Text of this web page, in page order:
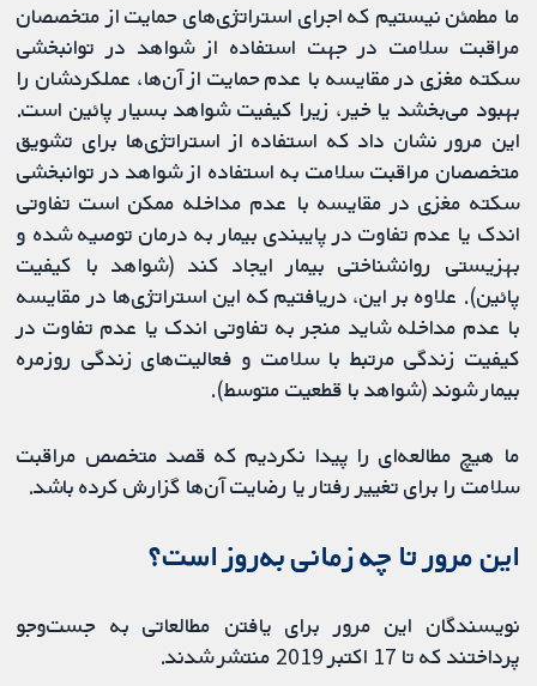
ما مطمئن نیستیم که اجرای استراتژی‌های حمایت از متخصصان
مراقبت سلامت در جهت استفاده از شواهد در توانبخشی
سکته مغزی در مقایسه با عدم حمایت از آن‌ها، عملکردشان را
بهبود می‌بخشد یا خیر، زیرا کیفیت شواهد بسیار پائین است.
این مرور نشان داد که استفاده از استراتژی‌ها برای تشویق
متخصصان مراقبت سلامت به استفاده از شواهد در توانبخشی
سکته مغزی در مقایسه با عدم مداخله ممکن است تفاوتی
اندک یا عدم تفاوت در پایبندی بیمار به درمان توصیه شده و
بهزیستی روانشناختی بیمار ایجاد کند (شواهد با کیفیت
پائین). علاوه بر این، دریافتیم که این استراتژی‌ها در مقایسه
با عدم مداخله شاید منجر به تفاوتی اندک یا عدم تفاوت در
کیفیت زندگی مرتبط با سلامت و فعالیت‌های زندگی روزمره
بیمار شوند (شواهد با قطعیت متوسط).
ما هیچ مطالعه‌ای را پیدا نکردیم که قصد متخصص مراقبت
سلامت را برای تغییر رفتار یا رضایت آن‌ها گزارش کرده باشد.
این مرور تا چه زمانی به‌روز‌ است؟
نویسندگان این مرور برای یافتن مطالعاتی به جست‌وجو
پرداختند که تا 17 اکتبر 2019 منتشر شدند.